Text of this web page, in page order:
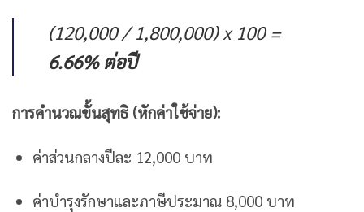
(120,000 / 1,800,000) x 100 =
6.66% ต่อปี
การคำนวณขั้นสุทธิ (หักค่าใช้จ่าย):
ค่าส่วนกลางปีละ 12,000 บาท
ค่าบำรุงรักษาและภาษีประมาณ 8,000 บาท